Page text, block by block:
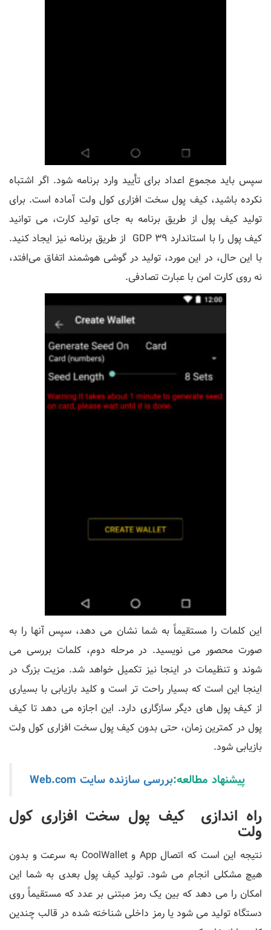
سپس باید مجموع اعداد برای تأیید وارد برنامه شود. اگر اشتباه
نکرده باشید، کیف پول سخت افزاری کول ولت آماده است. برای
تولید کیف پول از طریق برنامه به جای تولید کارت، می توانید
کیف پول را با استاندارد GDP 39 از طریق برنامه نیز ایجاد کنید.
با این حال، در این مورد، تولید در گوشی هوشمند اتفاق می‌افتد،
نه روی کارت امن با عبارت تصادفی.
این کلمات را مستقیماً به شما نشان می دهد، سپس آنها را به
صورت محصور می نویسید. در مرحله دوم، کلمات بررسی می
شوند و تنظیمات در اینجا نیز تکمیل خواهد شد. مزیت بزرگ در
اینجا این است که بسیار راحت تر است و کلید بازیابی با بسیاری
از کیف پول های دیگر سازگاری دارد. این اجازه می دهد تا کیف
پول در کمترین زمان، حتی بدون کیف پول سخت افزاری کول ولت
بازیابی شود.
پیشنهاد مطالعه:بررسی سازنده سایت Web.com
راه اندازی کیف پول سخت افزاری کول
ولت
نتیجه این است که اتصال App و CoolWallet به سرعت و بدون
هیچ مشکلی انجام می شود. تولید کیف پول بعدی به شما این
امکان را می دهد که بین یک رمز مبتنی بر عدد که مستقیماً روی
دستگاه تولید می شود یا رمز داخلی شناخته شده در قالب چندین